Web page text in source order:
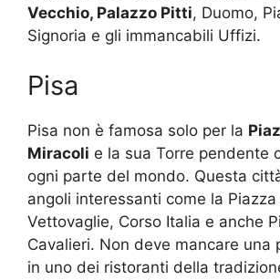
Vecchio, Palazzo Pitti, Duomo,
Signoria e gli immancabili Uffizi.
Pisa
Pisa non è famosa solo per la
Miracoli e la sua Torre pendente
ogni parte del mondo. Questa
angoli interessanti come la
Vettovaglie, Corso Italia e anche
Cavalieri. Non deve mancare una
in uno dei ristoranti della